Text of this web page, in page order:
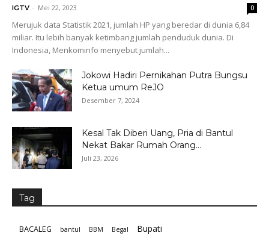
IGTV - Mei 22, 2023 0
Merujuk data Statistik 2021, jumlah HP yang beredar di dunia 6,84
miliar. Itu lebih banyak ketimbang jumlah penduduk dunia. Di
Indonesia, Menkominfo menyebut jumlah...
Jokowi Hadiri Pernikahan Putra Bungsu
Ketua umum ReJO
Desember 7, 2024
Kesal Tak Diberi Uang, Pria di Bantul
Nekat Bakar Rumah Orang...
Juli 23, 2026
Tag
BACALEG bantul BBM Begal Bupati